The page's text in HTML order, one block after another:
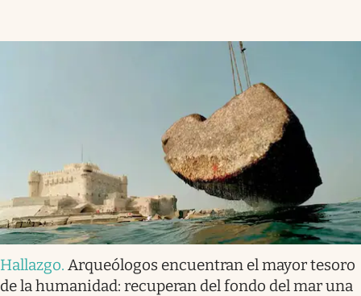
Hallazgo. Arqueólogos encuentran el mayor tesoro
de la humanidad: recuperan del fondo del mar una